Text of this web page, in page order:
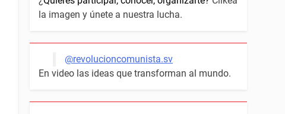
la imagen y únete a nuestra lucha.
@revolucioncomunista.sv
En video las ideas que transforman al mundo.